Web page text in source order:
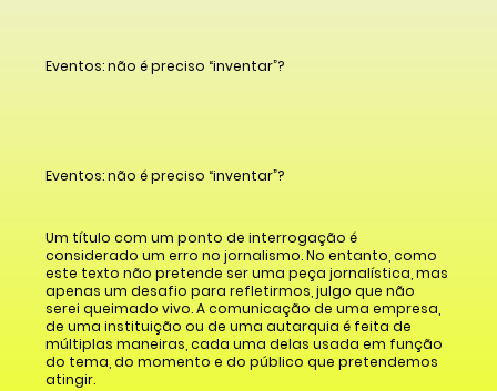
Eventos: não é preciso “inventar”?
Eventos: não é preciso “inventar”?
Um título com um ponto de interrogação é
considerado um erro no jornalismo. No entanto, como
este texto não pretende ser uma peça jornalística, mas
apenas um desafio para refletirmos, julgo que não
serei queimado vivo. A comunicação de uma empresa,
de uma instituição ou de uma autarquia é feita de
múltiplas maneiras, cada uma delas usada em função
do tema, do momento e do público que pretendemos
atingir.